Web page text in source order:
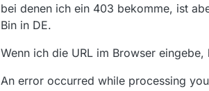
bei denen ich ein 403 bekomme, ist
Bin in DE.
Wenn ich die URL im Browser
An error occurred while processing